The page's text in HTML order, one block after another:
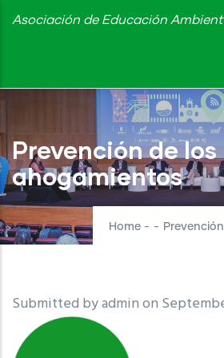
Skip
content
Asociación de Educación
Prevención de los
ahogamientos
Home - -
Submitted byadminon